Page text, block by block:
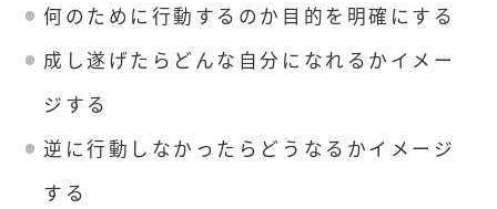
何のために行動するのか目的を明確にする
成し遂げたらどんな自分になれるかイメー
ジする
逆に行動しなかったらどうなるかイメージ
する